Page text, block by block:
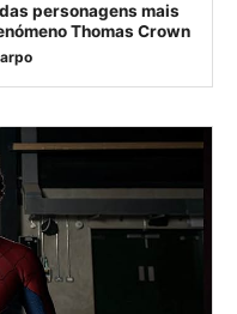
personagens mais
Thomas Crown